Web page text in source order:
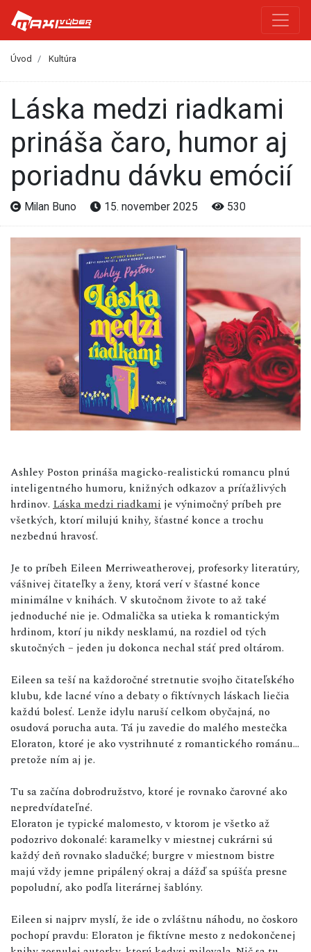
Úvod Kultúra
Láska medzi riadkami
prináša čaro, humor aj
poriadnu dávku emócií
Milan Buno 15. november 2025 530
Ashley Poston prináša magicko-realistickú romancu plnú
inteligentného humoru, knižných odkazov a príťažlivých
hrdinov. Láska medzi riadkami je výnimočný príbeh pre
všetkých, ktorí milujú knihy, šťastné konce a trochu
nezbednú hravosť.
Je to príbeh Eileen Merriweatherovej, profesorky literatúry,
vášnivej čitateľky a ženy, ktorá verí v šťastné konce
minimálne v knihách. V skutočnom živote to až také
jednoduché nie je. Odmalička sa utieka k romantickým
hrdinom, ktorí ju nikdy nesklamú, na rozdiel od tých
skutočných – jeden ju dokonca nechal stáť pred oltárom.
Eileen sa teší na každoročné stretnutie svojho čitateľského
klubu, kde lacné víno a debaty o fiktívnych láskach liečia
každú bolesť. Lenže idylu naruší celkom obyčajná, no
osudová porucha auta. Tá ju zavedie do malého mestečka
Eloraton, ktoré je ako vystrihnuté z romantického románu…
pretože ním aj je.
Tu sa začína dobrodružstvo, ktoré je rovnako čarovné ako
nepredvídateľné.
Eloraton je typické malomesto, v ktorom je všetko až
podozrivo dokonalé: karamelky v miestnej cukrárni sú
každý deň rovnako sladučké; burgre v miestnom bistre
majú vždy jemne pripálený okraj a dážď sa spúšťa presne
popoludní, ako podľa literárnej šablóny.
Eileen si najprv myslí, že ide o zvláštnu náhodu, no čoskoro
pochopí pravdu: Eloraton je fiktívne mesto z nedokončenej